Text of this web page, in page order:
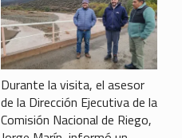
Durante la visita, el asesor
de la Dirección Ejecutiva de la
Comisión Nacional de Riego,